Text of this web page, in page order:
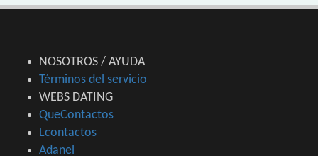
NOSOTROS / AYUDA
Términos del servicio
WEBS DATING
QueContactos
Lcontactos
Adanel